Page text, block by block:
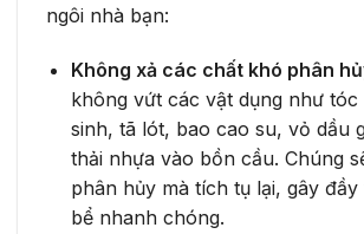
ngôi nhà bạn:
Không xả các chất khó phân
không vứt các vật dụng như
sinh, tã lót, bao cao su, vỏ dầu
thải nhựa vào bồn cầu. Chúng
phân hủy mà tích tụ lại, gây
bể nhanh chóng.